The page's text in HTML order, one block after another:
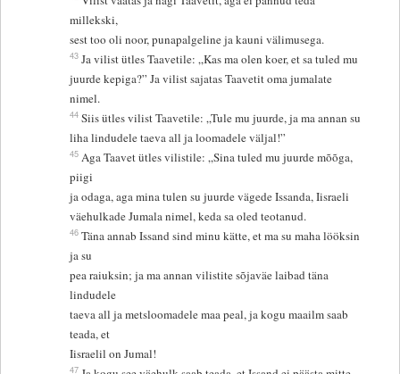
millekski,
sest too oli noor, punapalgeline ja kauni välimusega.
43 Ja vilist ütles Taavetile: „Kas ma olen koer, et sa tuled mu
juurde kepiga?” Ja vilist sajatas Taavetit oma jumalate
nimel.
44 Siis ütles vilist Taavetile: „Tule mu juurde, ja ma annan su
liha lindudele taeva all ja loomadele väljal!”
45 Aga Taavet ütles vilistile: „Sina tuled mu juurde mõõga,
piigi
ja odaga, aga mina tulen su juurde vägede Issanda, Iisraeli
väehulkade Jumala nimel, keda sa oled teotanud.
46 Täna annab Issand sind minu kätte, et ma su maha lööksin
ja su
pea raiuksin; ja ma annan vilistite sõjaväe laibad täna
lindudele
taeva all ja metsloomadele maa peal, ja kogu maailm saab
teada, et
Iisraelil on Jumal!
47